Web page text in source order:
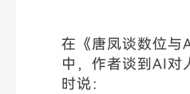
在《唐凤谈数位与
中，作者谈到AI对
时说：